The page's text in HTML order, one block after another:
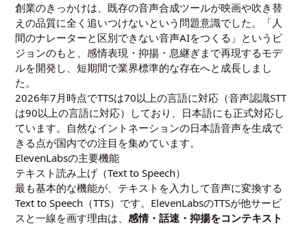
創業のきっかけは、既存の音声合成ツールが映画や吹き替
えの品質に全く追いつけないという問題意識でした。「人
間のナレーターと区別できない音声AIをつくる」というビ
ジョンのもと、感情表現・抑揚・息継ぎまで再現するモデ
ルを開発し、短期間で業界標準的な存在へと成長しまし
た。
2026年7月時点でTTSは70以上の言語に対応（音声認識STT
は90以上の言語に対応）しており、日本語にも正式対応し
ています。自然なイントネーションの日本語音声を生成で
きる点が国内での注目を集めています。
ElevenLabsの主要機能
テキスト読み上げ（Text to Speech）
最も基本的な機能が、テキストを入力して音声に変換する
Text to Speech（TTS）です。ElevenLabsのTTSが他サービ
スと一線を画す理由は、感情・話速・抑揚をコンテキスト